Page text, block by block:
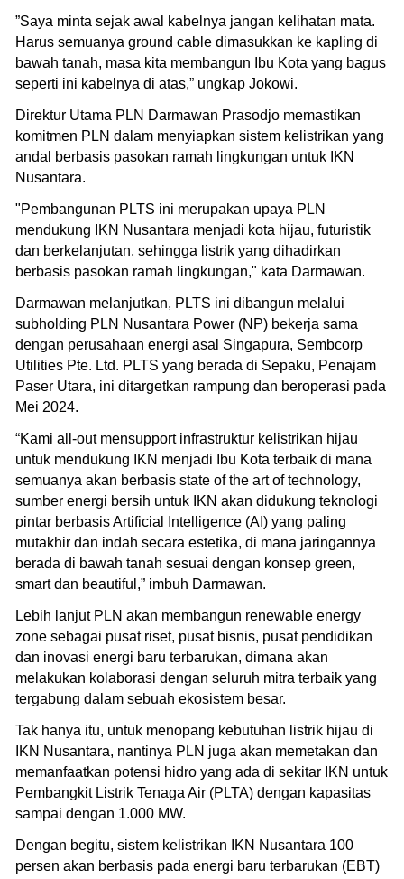
”Saya minta sejak awal kabelnya jangan kelihatan mata.
Harus semuanya ground cable dimasukkan ke kapling di
bawah tanah, masa kita membangun Ibu Kota yang bagus
seperti ini kabelnya di atas,” ungkap Jokowi.
Direktur Utama PLN Darmawan Prasodjo memastikan
komitmen PLN dalam menyiapkan sistem kelistrikan yang
andal berbasis pasokan ramah lingkungan untuk IKN
Nusantara.
"Pembangunan PLTS ini merupakan upaya PLN
mendukung IKN Nusantara menjadi kota hijau, futuristik
dan berkelanjutan, sehingga listrik yang dihadirkan
berbasis pasokan ramah lingkungan," kata Darmawan.
Darmawan melanjutkan, PLTS ini dibangun melalui
subholding PLN Nusantara Power (NP) bekerja sama
dengan perusahaan energi asal Singapura, Sembcorp
Utilities Pte. Ltd. PLTS yang berada di Sepaku, Penajam
Paser Utara, ini ditargetkan rampung dan beroperasi pada
Mei 2024.
“Kami all-out mensupport infrastruktur kelistrikan hijau
untuk mendukung IKN menjadi Ibu Kota terbaik di mana
semuanya akan berbasis state of the art of technology,
sumber energi bersih untuk IKN akan didukung teknologi
pintar berbasis Artificial Intelligence (AI) yang paling
mutakhir dan indah secara estetika, di mana jaringannya
berada di bawah tanah sesuai dengan konsep green,
smart dan beautiful,” imbuh Darmawan.
Lebih lanjut PLN akan membangun renewable energy
zone sebagai pusat riset, pusat bisnis, pusat pendidikan
dan inovasi energi baru terbarukan, dimana akan
melakukan kolaborasi dengan seluruh mitra terbaik yang
tergabung dalam sebuah ekosistem besar.
Tak hanya itu, untuk menopang kebutuhan listrik hijau di
IKN Nusantara, nantinya PLN juga akan memetakan dan
memanfaatkan potensi hidro yang ada di sekitar IKN untuk
Pembangkit Listrik Tenaga Air (PLTA) dengan kapasitas
sampai dengan 1.000 MW.
Dengan begitu, sistem kelistrikan IKN Nusantara 100
persen akan berbasis pada energi baru terbarukan (EBT)